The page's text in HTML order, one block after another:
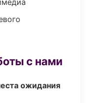
с нами
ожидания